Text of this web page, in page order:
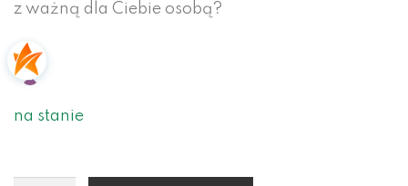
z ważną dla Ciebie osobą?
na stanie